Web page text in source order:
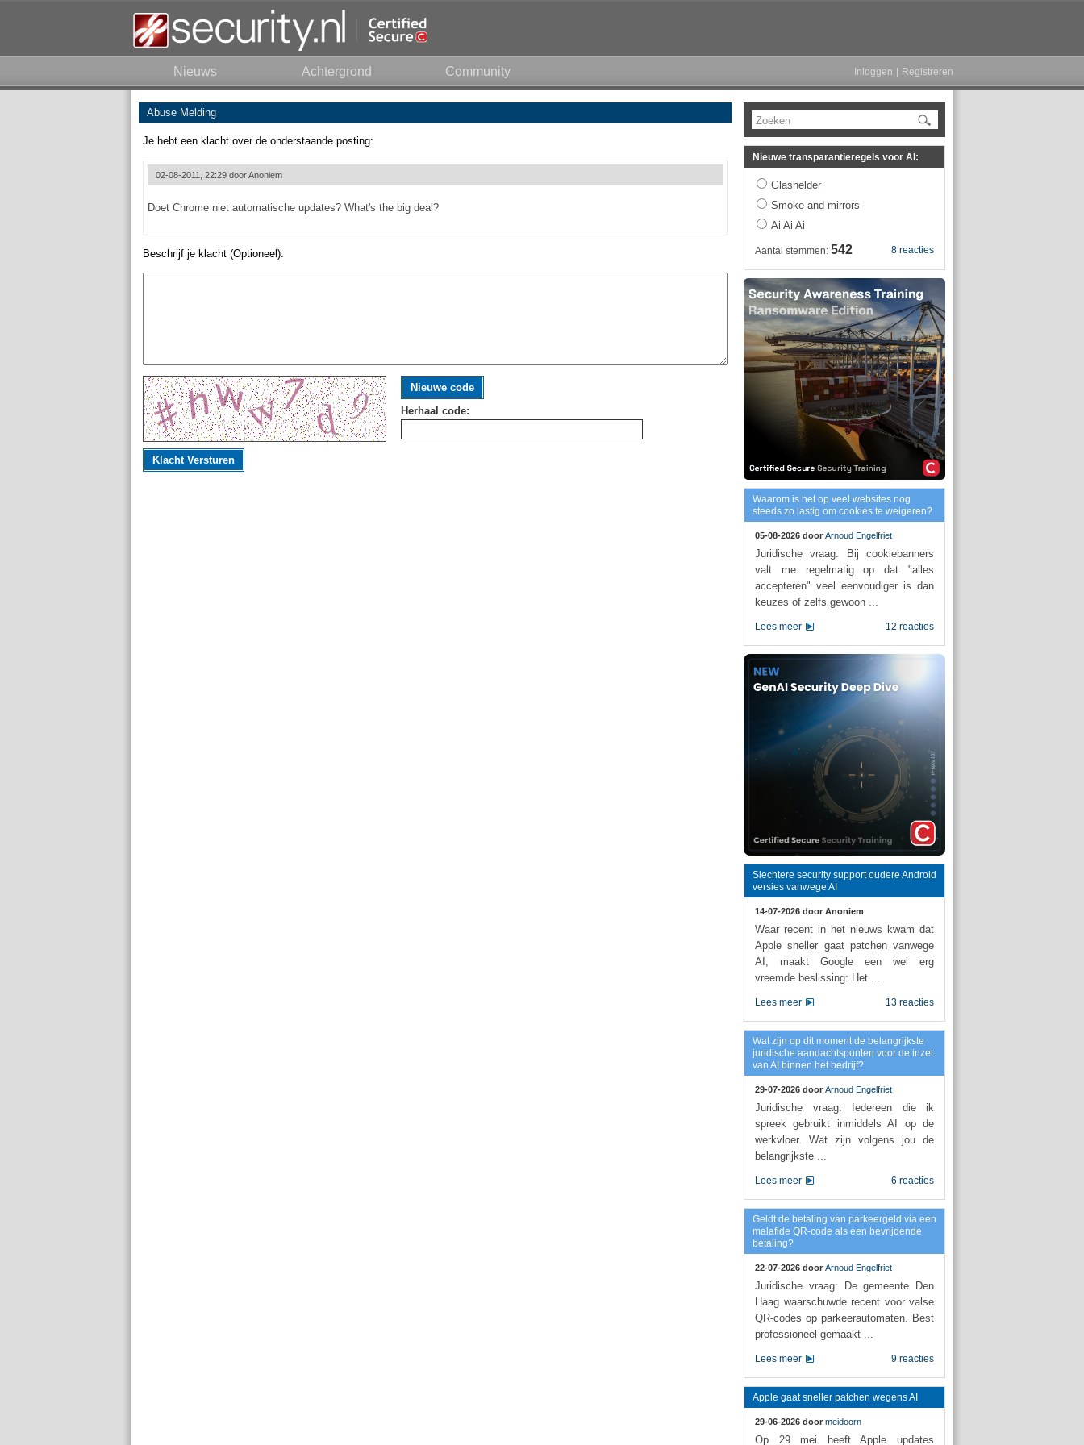
Nieuws Achtergrond Community Inloggen Registreren
Abuse Melding
Je hebt een klacht over de onderstaande posting:
02-08-2011, 22:29 doorAnoniem
Doet Chrome niet automatische updates? What's the big deal?
Beschrijf je klacht (Optioneel):
Nieuwe code
Herhaal code:
Klacht Versturen
Zoeken
Nieuwe transparantieregels voor AI:
Glashelder
Smoke and mirrors
Ai Ai Ai
8 reacties
Aantal stemmen: 542
Waarom is het op veel websites nog
steeds zo lastig om cookies te weigeren?
05-08-2026 door Arnoud Engelfriet
Juridische vraag: Bij cookiebanners
valt me regelmatig op dat "alles
accepteren" veel eenvoudiger is dan
keuzes of zelfs gewoon ...
12 reacties
Lees meer
Slechtere security support oudere Android
versies vanwege AI
14-07-2026 door Anoniem
Waar recent in het nieuws kwam dat
Apple sneller gaat patchen vanwege
AI, maakt Google een wel erg
vreemde beslissing: Het ...
13 reacties
Lees meer
Wat zijn op dit moment de belangrijkste
juridische aandachtspunten voor de inzet
van AI binnen het bedrijf?
29-07-2026 door Arnoud Engelfriet
Juridische vraag: Iedereen die ik
spreek gebruikt inmiddels AI op de
werkvloer. Wat zijn volgens jou de
belangrijkste ...
6 reacties
Lees meer
Geldt de betaling van parkeergeld via een
malafide QR-code als een bevrijdende
betaling?
22-07-2026 door Arnoud Engelfriet
Juridische vraag: De gemeente Den
Haag waarschuwde recent voor valse
QR-codes op parkeerautomaten. Best
professioneel gemaakt ...
9 reacties
Lees meer
Apple gaat sneller patchen wegens AI
29-06-2026 door meidoorn
Op 29 mei heeft Apple updates